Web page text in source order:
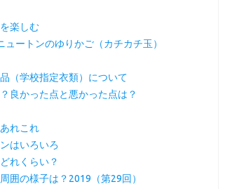
楽しむ
ートンのゆりかご（カチカチ玉）
（学校指定衣類）について
良かった点と悪かった点は？
れこれ
はいろいろ
れくらい？
囲の様子は？2019（第29回）